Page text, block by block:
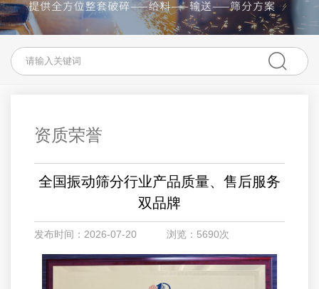
客户案例
服务支持
资质荣誉
全国振动筛分行业产品质量、售后服务
双品牌
发布时间：2026-07-20 浏览：5690次